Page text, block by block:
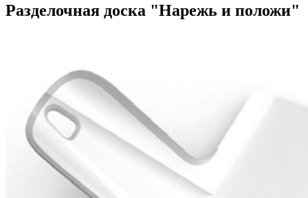
Разделочная доска "Нарежь и положи"